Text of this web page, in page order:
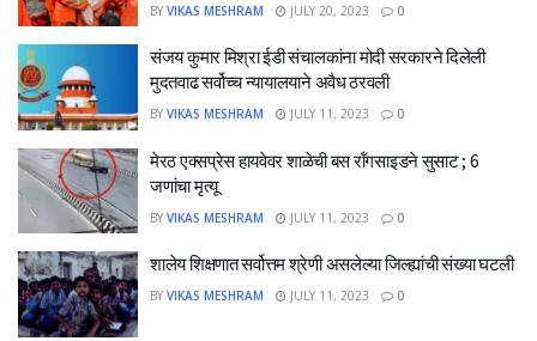
BY VIKAS MESHRAM JULY 20, 2023 0
संजय कुमार मिश्रा ईडी संचालकांना मोदी सरकारने दिलेली
मुदतवाढ सर्वोच्च न्यायालयाने अवैध ठरवली
BY VIKAS MESHRAM JULY 11, 2023 0
मेरठ एक्सप्रेस हायवेवर शाळेची बस रॉंगसाइडने सुसाट ; 6
जणांचा मृत्यू
BY VIKAS MESHRAM JULY 11, 2023 0
शालेय शिक्षणात सर्वोत्तम श्रेणी असलेल्या जिल्ह्यांची संख्या घटली
BY VIKAS MESHRAM JULY 11, 2023 0